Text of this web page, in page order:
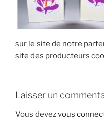
sur le site de notre
site des producteurs
Laisser un
Vous devezvous